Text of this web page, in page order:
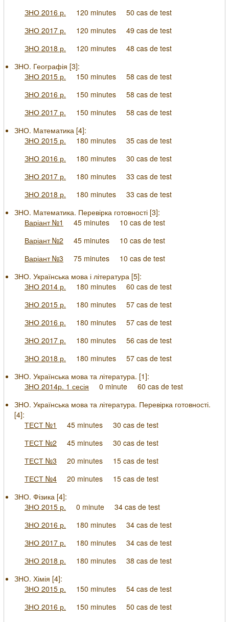
ЗНО 2016 р.
120 minutes
50 cas de test
ЗНО 2017 р.
120 minutes
49 cas de test
ЗНО 2018 р.
120 minutes
48 cas de test
ЗНО. Географія [3]:
ЗНО 2015 р.
150 minutes
58 cas de test
ЗНО 2016 р.
150 minutes
58 cas de test
ЗНО 2017 р.
150 minutes
58 cas de test
ЗНО. Математика [4]:
ЗНО 2015 р.
180 minutes
35 cas de test
ЗНО 2016 р.
180 minutes
30 cas de test
ЗНО 2017 р.
180 minutes
33 cas de test
ЗНО 2018 р.
180 minutes
33 cas de test
ЗНО. Математика. Перевірка готовності [3]:
Варіант №1
45 minutes
10 cas de test
Варіант №2
45 minutes
10 cas de test
Варіант №3
75 minutes
10 cas de test
ЗНО. Українська мова і література [5]:
ЗНО 2014 р.
180 minutes
60 cas de test
ЗНО 2015 р.
180 minutes
57 cas de test
ЗНО 2016 р.
180 minutes
57 cas de test
ЗНО 2017 р.
180 minutes
56 cas de test
ЗНО 2018 р.
180 minutes
57 cas de test
ЗНО. Українська мова та література. [1]:
ЗНО 2014р. 1 сесія
0 minute
60 cas de test
ЗНО. Українська мова та література. Перевірка готовності.
[4]:
ТЕСТ №1
45 minutes
30 cas de test
ТЕСТ №2
45 minutes
30 cas de test
ТЕСТ №3
20 minutes
15 cas de test
ТЕСТ №4
20 minutes
15 cas de test
ЗНО. Фізика [4]:
ЗНО 2015 р.
0 minute
34 cas de test
ЗНО 2016 р.
180 minutes
34 cas de test
ЗНО 2017 р.
180 minutes
34 cas de test
ЗНО 2018 р.
180 minutes
38 cas de test
ЗНО. Хімія [4]:
ЗНО 2015 р.
150 minutes
54 cas de test
ЗНО 2016 р.
150 minutes
50 cas de test